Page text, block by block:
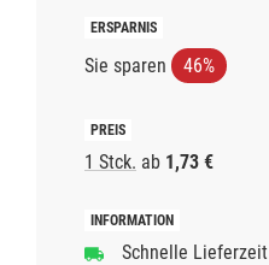
Sie sparen 46%
1 Stck. ab 1,73 €
Schnelle Lieferzeit